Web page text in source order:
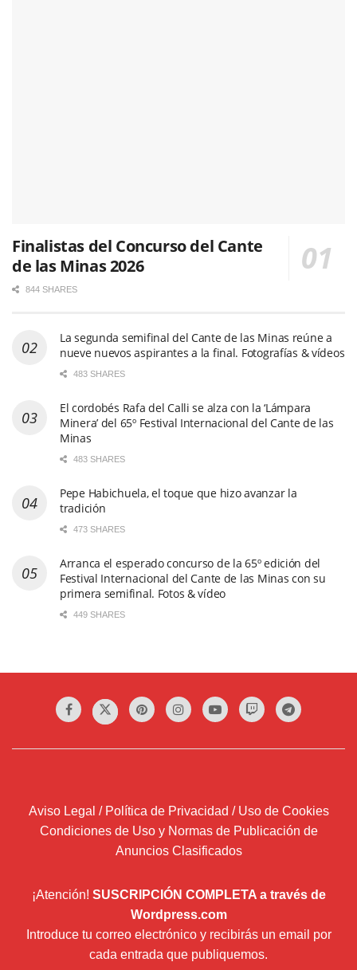
Finalistas del Concurso del Cante
de las Minas 2026
844 SHARES
La segunda semifinal del Cante de las Minas reúne a
nueve nuevos aspirantes a la final. Fotografías & vídeos
483 SHARES
El cordobés Rafa del Calli se alza con la ‘Lámpara
Minera’ del 65º Festival Internacional del Cante de las
Minas
483 SHARES
Pepe Habichuela, el toque que hizo avanzar la
tradición
473 SHARES
Arranca el esperado concurso de la 65º edición del
Festival Internacional del Cante de las Minas con su
primera semifinal. Fotos & vídeo
449 SHARES
Aviso Legal / Política de Privacidad / Uso de Cookies
Condiciones de Uso y Normas de Publicación de
Anuncios Clasificados
¡Atención! SUSCRIPCIÓN COMPLETA a través de
Wordpress.com
Introduce tu correo electrónico y recibirás un email por
cada entrada que publiquemos.